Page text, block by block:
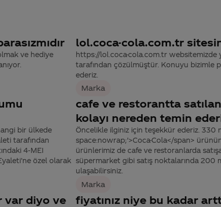
ve hediye
lol.coca-cola.com.tr
https://lol.coca-cola.com.tr websitemizde
tarafından çözülmüştür. Konuyu bizimle
ederiz.
Marka
bir ülkede
tarafından
4-MEI
özel olarak
cafe ve restorantta
kolayı nereden temin
Öncelikle ilginiz için teşekkür ederiz. 330
space:nowrap;'>Coca-Cola</span>
ürünlerimiz de cafe ve restoranlarda
süpermarket gibi satış noktalarında 200
ulaşabilirsiniz.
Marka
var diyo ve
fiyatınız niye bu kadar